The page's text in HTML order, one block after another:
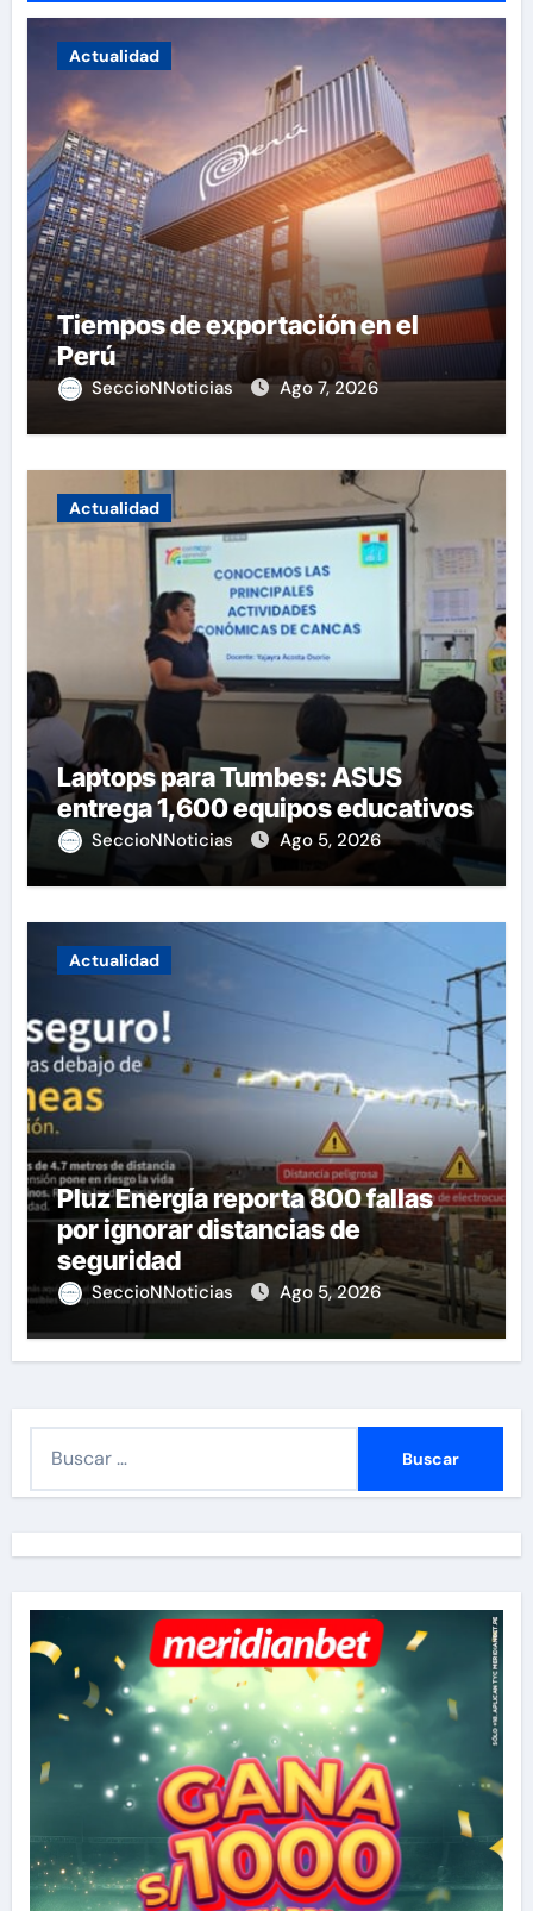
Actualidad
Tiempos de exportación en el
Perú
SeccioNNoticias Ago 7, 2026
Actualidad
Laptops para Tumbes: ASUS
entrega 1,600 equipos educativos
SeccioNNoticias Ago 5, 2026
Actualidad
Pluz Energía reporta 800 fallas
por ignorar distancias de
seguridad
SeccioNNoticias Ago 5, 2026
r
: